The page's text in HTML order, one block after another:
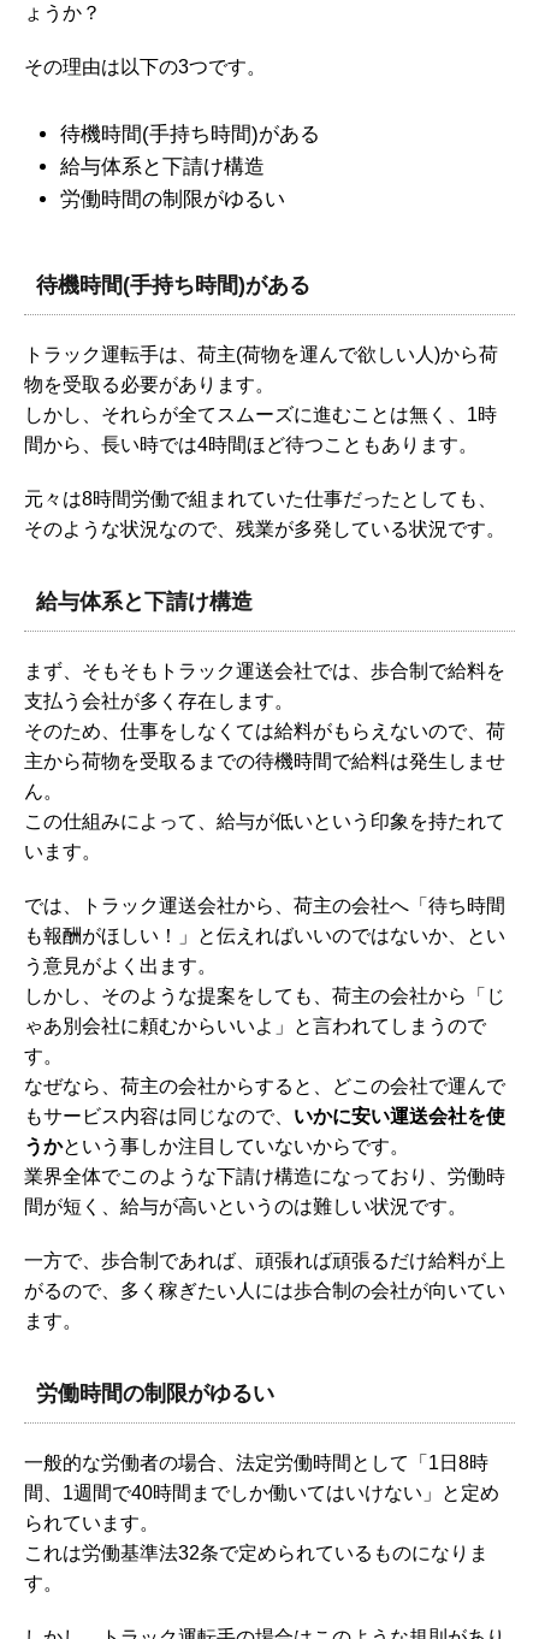
ょうか？
その理由は以下の3つです。
待機時間(手持ち時間)がある
給与体系と下請け構造
労働時間の制限がゆるい
待機時間(手持ち時間)がある
トラック運転手は、荷主(荷物を運んで欲しい人)から荷
物を受取る必要があります。
しかし、それらが全てスムーズに進むことは無く、1時
間から、長い時では4時間ほど待つこともあります。
元々は8時間労働で組まれていた仕事だったとしても、
そのような状況なので、残業が多発している状況です。
給与体系と下請け構造
まず、そもそもトラック運送会社では、歩合制で給料を
支払う会社が多く存在します。
そのため、仕事をしなくては給料がもらえないので、荷
主から荷物を受取るまでの待機時間で給料は発生しませ
ん。
この仕組みによって、給与が低いという印象を持たれて
います。
では、トラック運送会社から、荷主の会社へ「待ち時間
も報酬がほしい！」と伝えればいいのではないか、とい
う意見がよく出ます。
しかし、そのような提案をしても、荷主の会社から「じ
ゃあ別会社に頼むからいいよ」と言われてしまうので
す。
なぜなら、荷主の会社からすると、どこの会社で運んで
もサービス内容は同じなので、 いかに安い運送会社を使
うかという事しか注目していないからです。
業界全体でこのような下請け構造になっており、労働時
間が短く、給与が高いというのは難しい状況です。
一方で、歩合制であれば、頑張れば頑張るだけ給料が上
がるので、多く稼ぎたい人には歩合制の会社が向いてい
ます。
労働時間の制限がゆるい
一般的な労働者の場合、法定労働時間として「1日8時
間、1週間で40時間までしか働いてはいけない」と定め
られています。
これは労働基準法32条で定められているものになりま
す。